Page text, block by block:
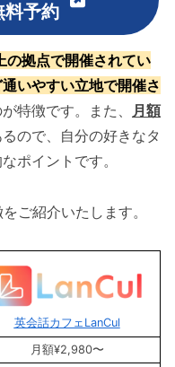
料予約
拠点で開催されてい
いやすい立地で開催さ
特徴です。また、 月額
ので、自分の好きなタ
ポイントです。
ご紹介いたします。
英会話カフェLanCul
月額¥2,980〜